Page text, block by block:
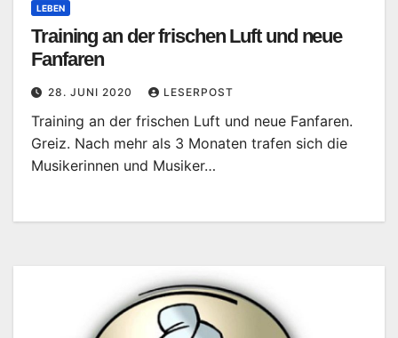
LEBEN
Training an der frischen Luft und neue
Fanfaren
28. JUNI 2020 LESERPOST
Training an der frischen Luft und neue Fanfaren.
Greiz. Nach mehr als 3 Monaten trafen sich die
Musikerinnen und Musiker…